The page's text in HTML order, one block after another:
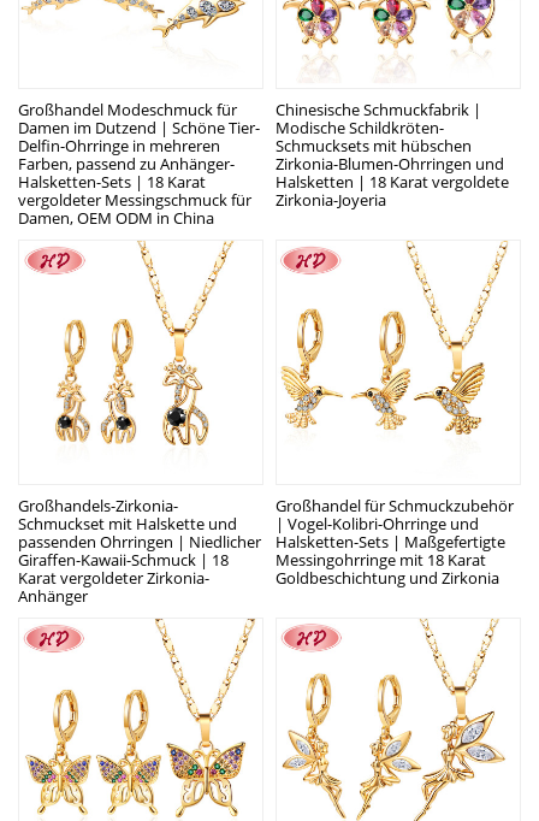
Großhandel Modeschmuck für
Damen im Dutzend | Schöne Tier-
Delfin-Ohrringe in mehreren
Farben, passend zu Anhänger-
Halsketten-Sets | 18 Karat
vergoldeter Messingschmuck für
Damen, OEM ODM in China
Chinesische Schmuckfabrik |
Modische Schildkröten-
Schmucksets mit hübschen
Zirkonia-Blumen-Ohrringen und
Halsketten | 18 Karat vergoldete
Zirkonia-Joyeria
Großhandels-Zirkonia-
Schmuckset mit Halskette und
passenden Ohrringen | Niedlicher
Giraffen-Kawaii-Schmuck | 18
Karat vergoldeter Zirkonia-
Anhänger
Großhandel für Schmuckzubehör
| Vogel-Kolibri-Ohrringe und
Halsketten-Sets | Maßgefertigte
Messingohrringe mit 18 Karat
Goldbeschichtung und Zirkonia